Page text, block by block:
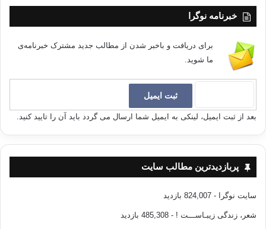
خبرنامه نوگرا
برای دریافت و باخبر شدن از مطالب جدید مشترک خبرنامه‌ی
ما شوید.
بعد از ثبت ایمیل، لینکی به ایمیل شما ارسال می گردد باید آن را تایید کنید.
پربازدیدترین مطالب سایت
سایت نوگرا - 824,007 بازدید
شعر، زندگی زیبـاســـت ! - 485,308 بازدید